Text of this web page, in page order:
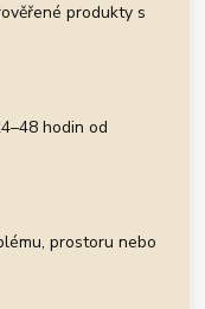
produkty s
hodin od
prostoru nebo